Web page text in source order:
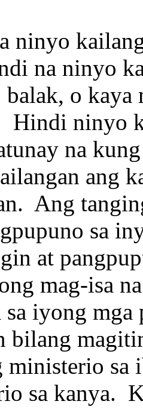
ninyo
na ninyo
balak, o kaya
Hindi ninyo
na
ang
Ang
sa
at
mag-isa
iyong mga
bilang
ministerio sa
sa kanya.